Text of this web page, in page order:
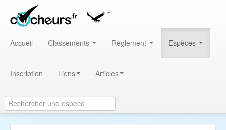
Accueil Classements Règlement Espèces
Inscription Liens Articles